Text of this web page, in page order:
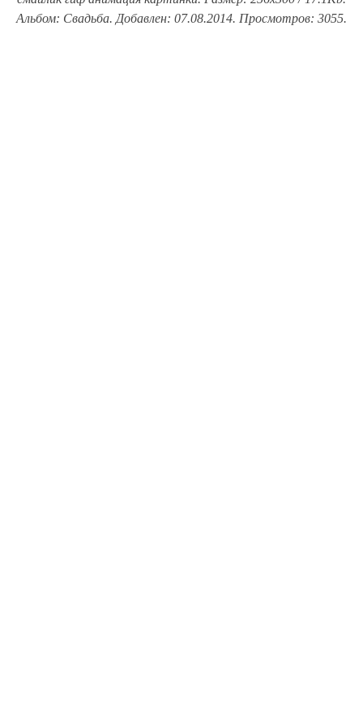
Альбом: Свадьба. Добавлен: 07.08.2014. Просмотров: 3055.